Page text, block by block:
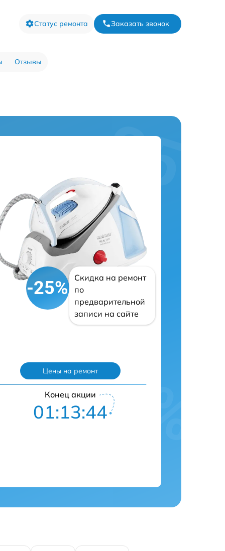
Статус ремонта Заказать звонок
Отзывы
-25%
Скидка на ремонт
по
предварительной
записи на сайте
Цены на ремонт
Конец акции
01:13:43